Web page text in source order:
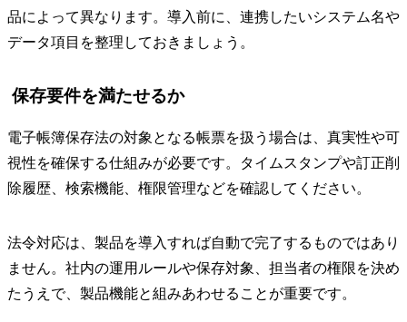
品によって異なります。導入前に、連携したいシステム名や
データ項目を整理しておきましょう。
保存要件を満たせるか
電子帳簿保存法の対象となる帳票を扱う場合は、真実性や可
視性を確保する仕組みが必要です。タイムスタンプや訂正削
除履歴、検索機能、権限管理などを確認してください。
法令対応は、製品を導入すれば自動で完了するものではあり
ません。社内の運用ルールや保存対象、担当者の権限を決め
たうえで、製品機能と組みあわせることが重要です。